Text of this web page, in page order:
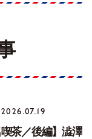
2026.07.19
喫茶／後編】澁澤